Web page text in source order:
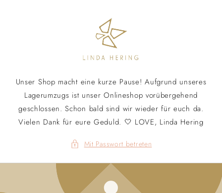
Unser Shop macht eine kurze Pause! Aufgrund unseres
Lagerumzugs ist unser Onlineshop vorübergehend
geschlossen. Schon bald sind wir wieder für euch da.
Vielen Dank für eure Geduld. 🤍 LOVE, Linda Hering
Mit Passwort betreten